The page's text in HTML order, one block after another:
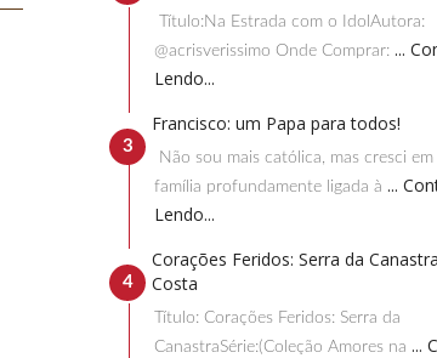
Título:Na Estrada com o IdolAutora:
@acrisverissimo Onde Comprar: ...
Lendo...
Francisco: um Papa para todos!
Não sou mais católica, mas cresci em
família profundamente ligada à ...
Lendo...
Corações Feridos: Serra da
Costa
Título: Corações Feridos: Serra da
CanastraSérie:(Coleção Amores na ...